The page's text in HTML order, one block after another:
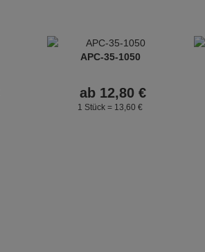
APC-35-1050
ab 12,80 €
1 Stück = 13,60 €